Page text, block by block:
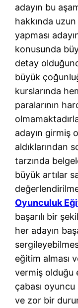
adayın bu
hakkında
yapması
konusunda
detay
büyük
kurslarında
paralarının
adayın girmiş
aldıklarından
tarzında
büyük artılar
Oyunculuk
başarılı bir
her adayın
eğitim alması
vermiş olduğu
çabası oyuncu
ve zor bir